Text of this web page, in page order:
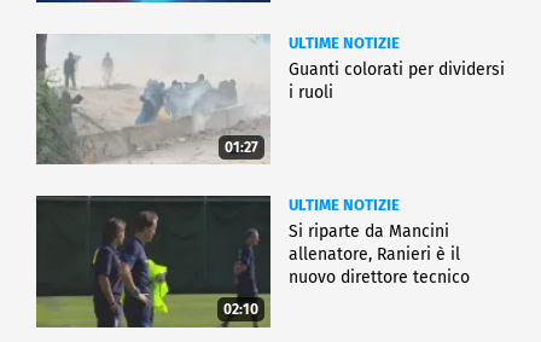
01:27
ULTIME NOTIZIE
Guanti colorati per dividersi
i ruoli
02:10
ULTIME NOTIZIE
Si riparte da Mancini
allenatore, Ranieri è il
nuovo direttore tecnico